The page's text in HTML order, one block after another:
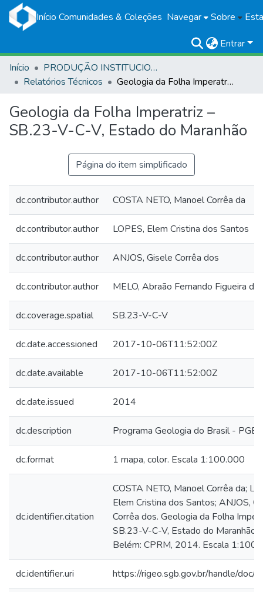
Início Comunidades & Coleções Navegar Sobre
Entrar
Início
PRODUÇÃO INSTITUCIONAL
Relatórios Técnicos
Geologia da Folha Imperatriz – SB.23-V-C-V, Estado do Maranhão
Geologia da Folha Imperatriz –
SB.23-V-C-V, Estado do Maranhão
Página do item simplificado
dc.contributor.author COSTA NETO, Manoel Corrêa da
dc.contributor.author LOPES, Elem Cristina dos Santos
dc.contributor.author ANJOS, Gisele Corrêa dos
dc.contributor.author MELO, Abraão Fernando Figueira de
dc.coverage.spatial SB.23-V-C-V
dc.date.accessioned 2017-10-06T11:52:00Z
dc.date.available 2017-10-06T11:52:00Z
dc.date.issued 2014
dc.description Programa Geologia do Brasil - PGB
dc.format 1 mapa, color. Escala 1:100.000
dc.identifier.citation
COSTA NETO, Manoel Corrêa da;
Elem Cristina dos Santos; ANJOS,
Corrêa dos. Geologia da Folha
SB.23-V-C-V, Estado do Maranhão.
Belém: CPRM, 2014. Escala
dc.identifier.uri https://rigeo.sgb.gov.br/handle/doc/